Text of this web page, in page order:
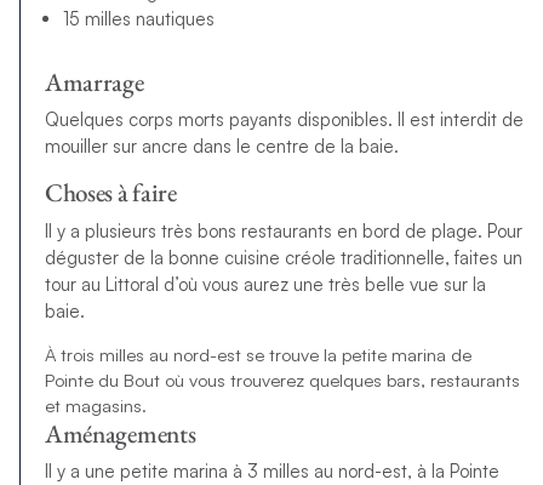
15 milles nautiques
Amarrage
Quelques corps morts payants disponibles. Il est interdit de
mouiller sur ancre dans le centre de la baie.
Choses à faire
Il y a plusieurs très bons restaurants en bord de plage. Pour
déguster de la bonne cuisine créole traditionnelle, faites un
tour au Littoral d’où vous aurez une très belle vue sur la
baie.
À trois milles au nord-est se trouve la petite marina de
Pointe du Bout où vous trouverez quelques bars, restaurants
et magasins.
Aménagements
Il y a une petite marina à 3 milles au nord-est, à la Pointe